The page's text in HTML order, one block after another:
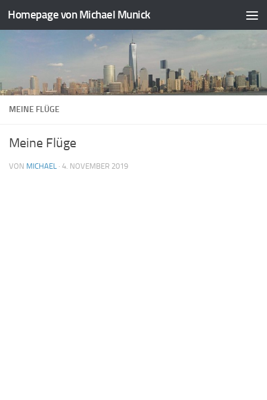
Zum Inhalt springen
Homepage von Michael Munick
MEINE FLÜGE
Meine Flüge
VON MICHAEL · 4. NOVEMBER 2019